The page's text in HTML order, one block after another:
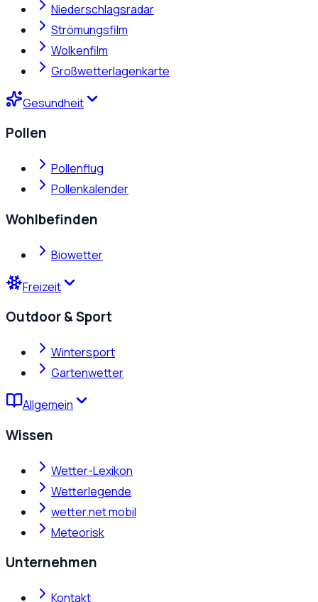
Niederschlagsradar
Strömungsfilm
Wolkenfilm
Großwetterlagenkarte
Gesundheit
Pollen
Pollenflug
Pollenkalender
Wohlbefinden
Biowetter
Freizeit
Outdoor & Sport
Wintersport
Gartenwetter
Allgemein
Wissen
Wetter-Lexikon
Wetterlegende
wetter.net mobil
Meteorisk
Unternehmen
Kontakt